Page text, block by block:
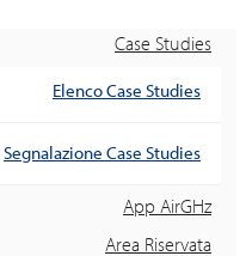
Case Studies
Elenco Case Studies
Segnalazione Case Studies
App AirGHz
Area Riservata